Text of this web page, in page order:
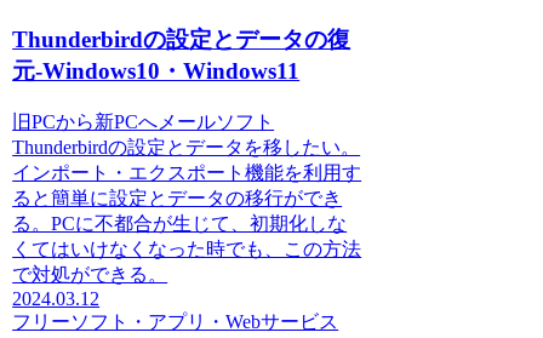
Thunderbirdの設定とデータの復
元-Windows10・Windows11
旧PCから新PCへメールソフト
Thunderbirdの設定とデータを移したい。
インポート・エクスポート機能を利用す
ると簡単に設定とデータの移行ができ
る。PCに不都合が生じて、初期化しな
くてはいけなくなった時でも、この方法
で対処ができる。
2024.03.12
フリーソフト・アプリ・Webサービス